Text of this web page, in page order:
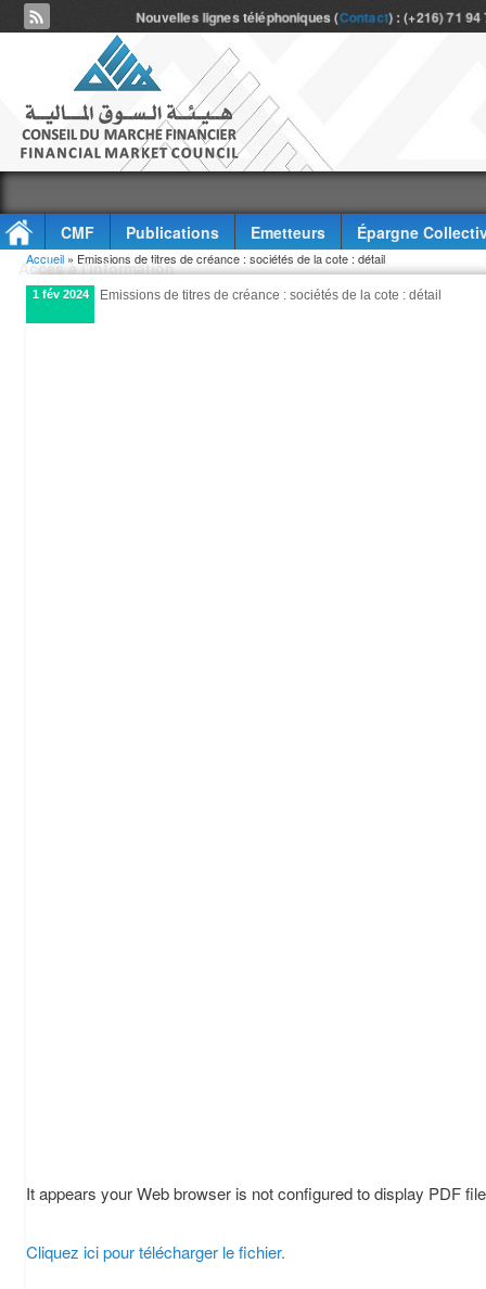
Nouvelles lignes téléphoniques (Contact) : (+216) 71
CMF Publications Emetteurs
Épargne
Accès à l'information
Vous êtes ici
Accueil » Emissions de titres de créance : sociétés de la cote : détail
1 fév 2024 Emissions de titres de créance : sociétés de la cote : détail
It appears your Web browser is not configured to display PDF
Cliquez ici pour télécharger le fichier.